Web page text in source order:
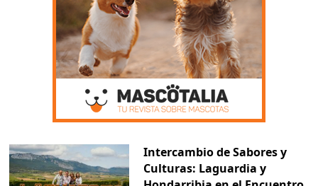
Intercambio de Sabores y
Culturas: Laguardia y